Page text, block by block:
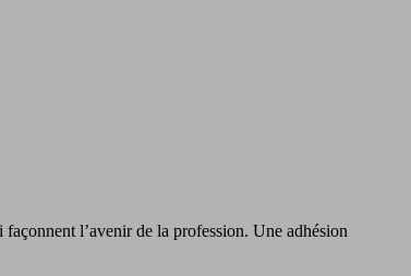
l’avenir de la profession. Une adhésion